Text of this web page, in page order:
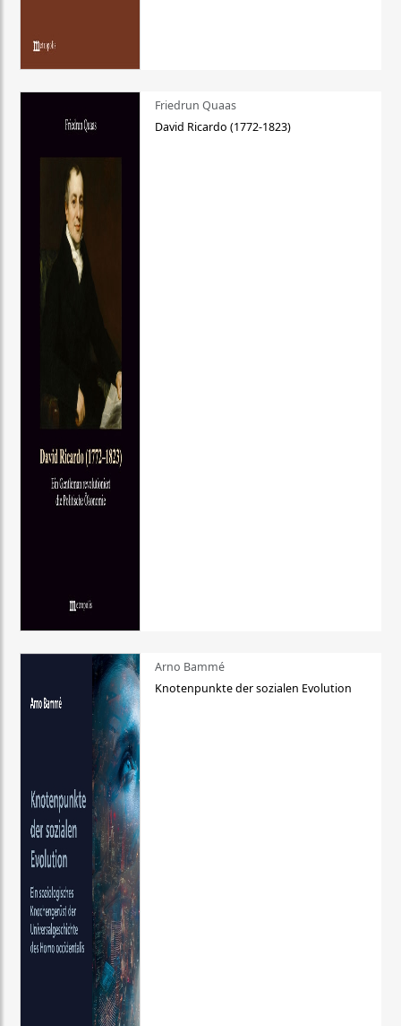
Friedrun Quaas
David Ricardo (1772-1823)
Arno Bammé
Knotenpunkte der sozialen Evolution